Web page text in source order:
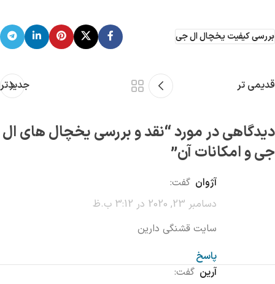
بررسی کیفیت یخچال ال جی
جدیدتر قدیمی تر
دیدگاهی در مورد “نقد و بررسی یخچال های ال
جی و امکانات آن”
آژوان گفت:
دسامبر 23, 2020 در 3:12 ب.ظ
سایت قشنگی دارین
پاسخ
آرین گفت: